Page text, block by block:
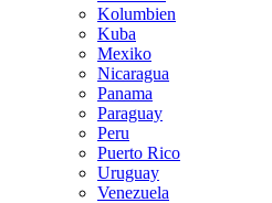
Kolumbien
Kuba
Mexiko
Nicaragua
Panama
Paraguay
Peru
Puerto Rico
Uruguay
Venezuela